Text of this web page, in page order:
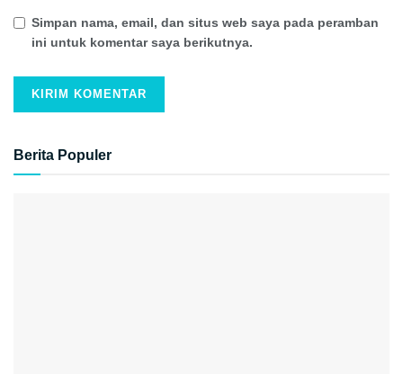
Simpan nama, email, dan situs web saya pada peramban
ini untuk komentar saya berikutnya.
Berita Populer